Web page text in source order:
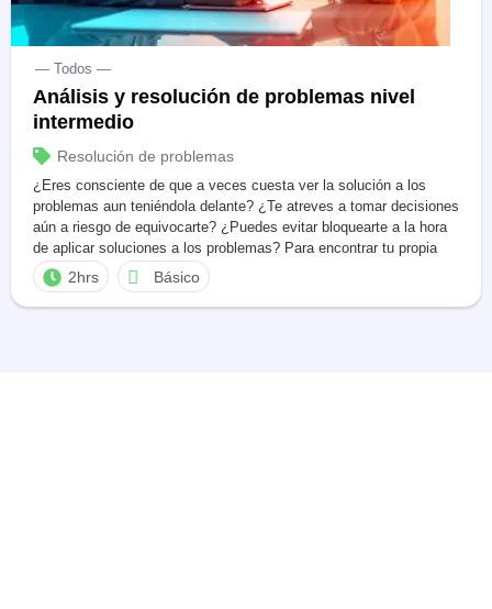
— Todos —
Análisis y resolución de problemas nivel
intermedio
Resolución de problemas
¿Eres consciente de que a veces cuesta ver la solución a los
problemas aun teniéndola delante? ¿Te atreves a tomar decisiones
aún a riesgo de equivocarte? ¿Puedes evitar bloquearte a la hora
de aplicar soluciones a los problemas? Para encontrar tu propia
respuesta a estas cuestiones… ¡pon toda tu atención e interés y
desarrolla esta […]
2hrs Básico